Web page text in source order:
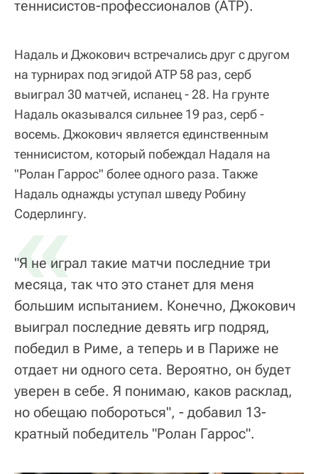
теннисистов-профессионалов (АТР).
Надаль и Джокович встречались друг с другом
на турнирах под эгидой АТР 58 раз, серб
выиграл 30 матчей, испанец - 28. На грунте
Надаль оказывался сильнее 19 раз, серб -
восемь. Джокович является единственным
теннисистом, который побеждал Надаля на
"Ролан Гаррос" более одного раза. Также
Надаль однажды уступал шведу Робину
Содерлингу.
«
"Я не играл такие матчи последние три
месяца, так что это станет для меня
большим испытанием. Конечно, Джокович
выиграл последние девять игр подряд,
победил в Риме, а теперь и в Париже не
отдает ни одного сета. Вероятно, он будет
уверен в себе. Я понимаю, каков расклад,
но обещаю побороться", - добавил 13-
кратный победитель "Ролан Гаррос".